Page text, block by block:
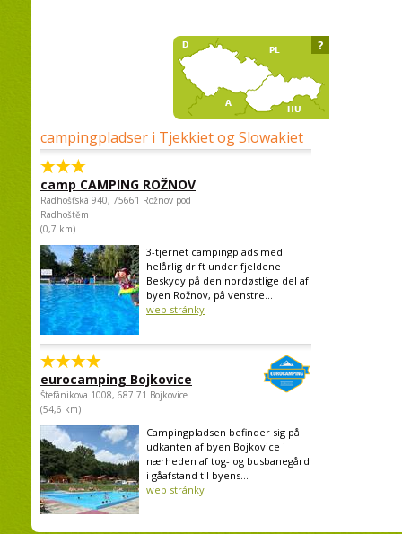
campingpladser i Tjekkiet og Slowakiet
camp CAMPING ROŽNOV
Radhošťská 940, 75661 Rožnov pod
Radhoštěm
(0,7 km)
3-tjernet campingplads med
helårlig drift under fjeldene
Beskydy på den nordøstlige del af
byen Rožnov, på venstre...
web stránky
eurocamping Bojkovice
Štefánikova 1008, 687 71 Bojkovice
(54,6 km)
Campingpladsen befinder sig på
udkanten af byen Bojkovice i
nærheden af tog- og busbanegård
i gåafstand til byens...
web stránky
?